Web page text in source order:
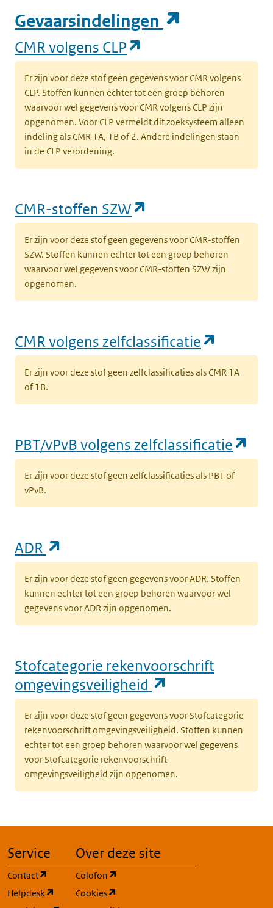
Gevaarsindelingen
CMR volgens CLP
Er zijn voor deze stof geen gegevens voor CMR volgens
CLP. Stoffen kunnen echter tot een groep behoren
waarvoor wel gegevens voor CMR volgens CLP zijn
opgenomen. Voor CLP vermeldt dit zoeksysteem alleen
indeling als CMR 1A, 1B of 2. Andere indelingen staan
in de CLP verordening.
CMR-stoffen SZW
Er zijn voor deze stof geen gegevens voor CMR-stoffen
SZW. Stoffen kunnen echter tot een groep behoren
waarvoor wel gegevens voor CMR-stoffen SZW zijn
opgenomen.
CMR volgens zelfclassificatie
Er zijn voor deze stof geen zelfclassificaties als CMR 1A
of 1B.
PBT/vPvB volgens zelfclassificatie
Er zijn voor deze stof geen zelfclassificaties als PBT of
vPvB.
ADR
Er zijn voor deze stof geen gegevens voor ADR. Stoffen
kunnen echter tot een groep behoren waarvoor wel
gegevens voor ADR zijn opgenomen.
Stofcategorie rekenvoorschrift
omgevingsveiligheid
Er zijn voor deze stof geen gegevens voor Stofcategorie
rekenvoorschrift omgevingsveiligheid. Stoffen kunnen
echter tot een groep behoren waarvoor wel gegevens
voor Stofcategorie rekenvoorschrift
omgevingsveiligheid zijn opgenomen.
Service
Contact
(opent in een nieuw tabblad)
Helpdesk
(opent in een nieuw tabblad)
Over deze site
Colofon
Cookies